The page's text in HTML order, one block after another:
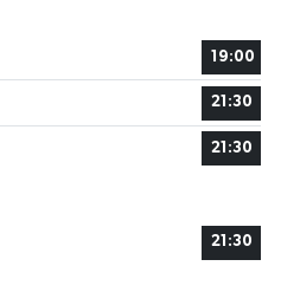
19:00
21:30
21:30
21:30